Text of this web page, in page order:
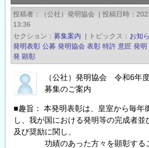
会
令
和
6
年
地
方
発
表
投稿者 （公社）発明協会 | 投稿日時
13:36
セクション
募集案内 | トピックス お知
発明表彰 公募 発明協会 表彰 特許 意匠 発明
発 顕彰
（公社）発明協会 令和6年
募集のご案内
■趣旨： 本発明表彰は、皇室から毎年
し、我が国における発明等の完成者並
及び奨励に関し、
功績のあった方々を顕彰するこ